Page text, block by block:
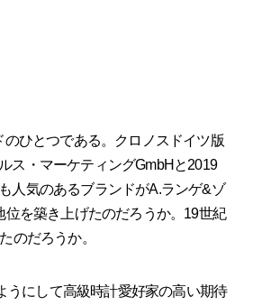
ひとつである。クロノスドイツ版
ス・マーケティングGmbHと2019
人気のあるブランドがA.ランゲ&ゾ
を築き上げたのだろうか。19世紀
のだろうか。
にして高級時計愛好家の高い期待